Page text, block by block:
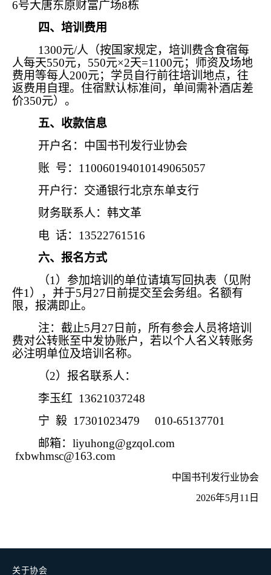
6号大唐东原财富广场8栋
四、培训费用
1300元/人（按国家规定，培训费含食宿每
人每天550元，550元×2天=1100元；师资及场地
费用等每人200元；学员自行前往培训地点，往
返费用自理。住宿默认标准间，单间需补酒店差
价350元）。
五、收款信息
开户名：中国书刊发行业协会
账 号：110060194010149065057
开户行：交通银行北京东单支行
财务联系人：韩文革
电 话：13522761516
六、报名方式
（1）参加培训的单位请填写回执表（见附
件1），并于5月27日前提交至会务组。名额有
限，报满即止。
注：截止5月27日前，所有参会人员将培训
费对公转账至中发协账户，若以个人名义转账务
必注明单位及培训名称。
（2）报名联系人：
李玉红 13621037248
宁 毅 17301023479 010-65137701
邮箱：liyuhong@gzqol.com
fxbwhmsc@163.com
中国书刊发行业协会
2026年5月11日
关于协会